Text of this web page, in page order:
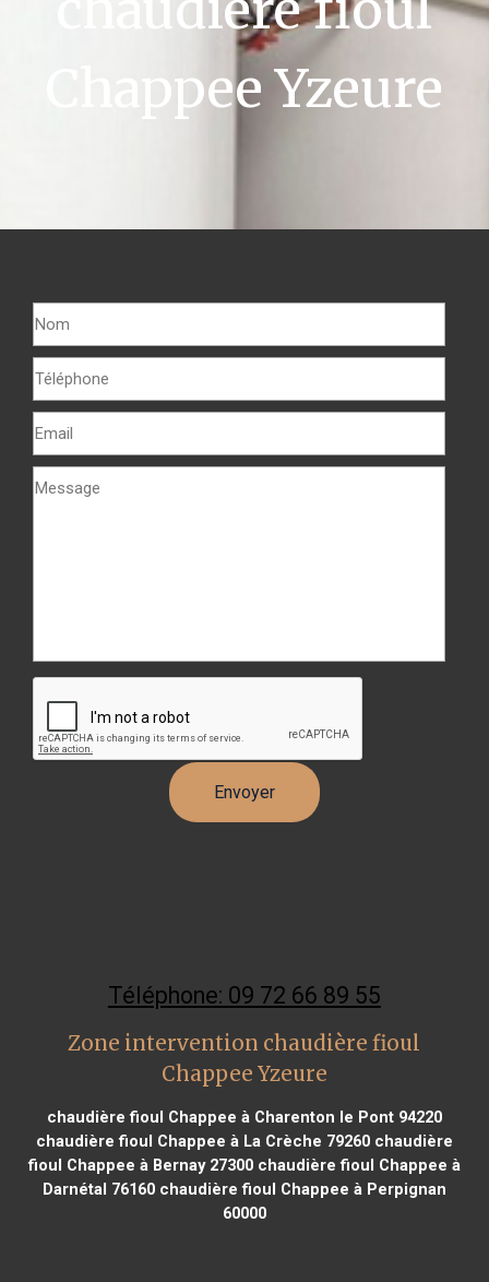
Chappee Yzeure
Téléphone: 09 72 66 89 55
Zone intervention chaudière fioul
Chappee Yzeure
chaudière fioul Chappee à Charenton le Pont 94220
chaudière fioul Chappee à La Crèche 79260chaudière
fioul Chappee à Bernay 27300chaudière fioul Chappee à
Darnétal 76160chaudière fioul Chappee à Perpignan
60000